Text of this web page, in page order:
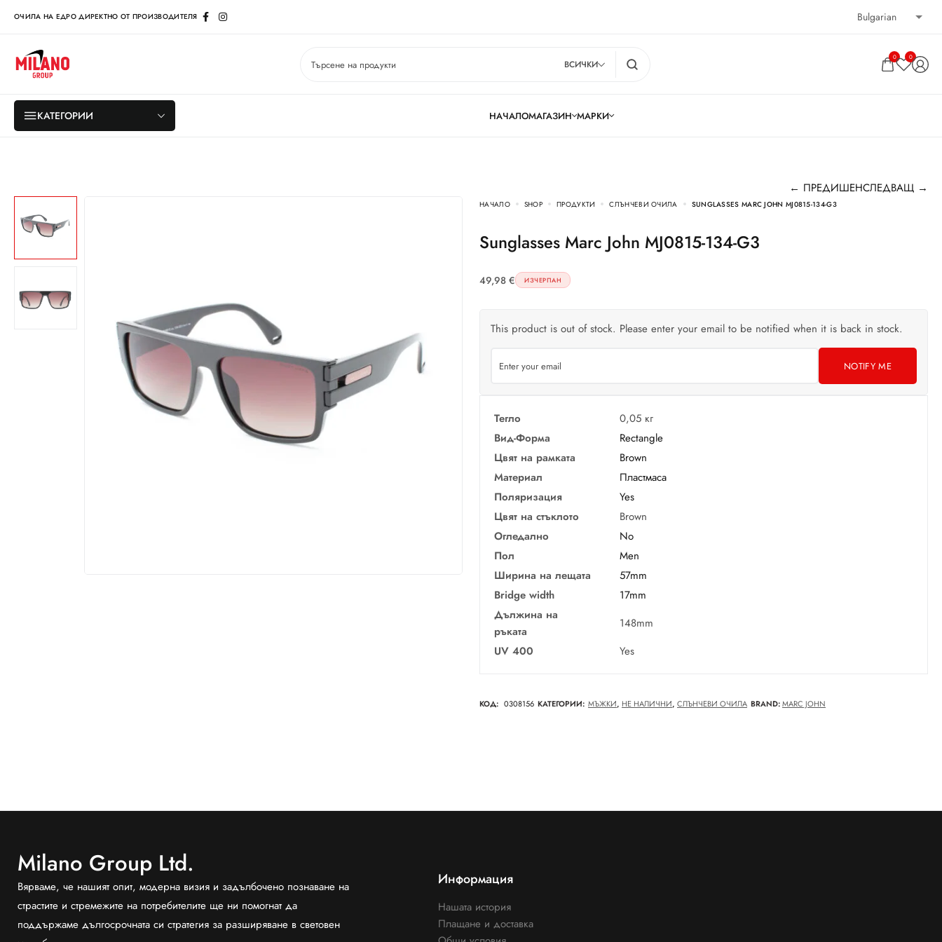
ОЧИЛА НА ЕДРО ДИРЕКТНО ОТ ПРОИЗВОДИТЕЛЯ
ВСИЧКИ
0 0
КАТЕГОРИИ НАЧАЛОМАГАЗИН МАРКИ
← ПРЕДИШЕНСЛЕДВАЩ →
НАЧАЛО SHOP ПРОДУКТИ СЛЪНЧЕВИ ОЧИЛА SUNGLASSES MARC JOHN MJ0815-134-G3
Sunglasses Marc John MJ0815-134-G3
49,98 € ИЗЧЕРПАН
This product is out of stock. Please enter your email to be notified when it is back in stock.
NOTIFY ME
Тегло
0,05 кг
Вид-Форма
Rectangle
Цвят на рамката
Brown
Материал
Пластмаса
Поляризация
Yes
Цвят на стъклото
Brown
Огледално
No
Пол
Men
Ширина на лещата
57mm
Bridge width
17mm
Дължина на
ръката
148mm
UV 400
Yes
КОД: 0308156 КАТЕГОРИИ: МЪЖКИ, НЕ НАЛИЧНИ, СЛЪНЧЕВИ ОЧИЛА BRAND:MARC JOHN
Milano Group Ltd.
Вярваме, че нашият опит, модерна визия и задълбочено познаване на
страстите и стремежите на потребителите ще ни помогнат да
поддържаме дългосрочната си стратегия за разширяване в световен
Информация
Нашата история
Плащане и доставка